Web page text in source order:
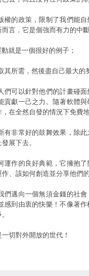
權的政策，限制了我們能
言，它是個強而有力的中
就是一個很好的例子；
其所需，然後盡自己最大的
們可以針對他們的計畫碰
貢獻一己之力。隨著軟體
在全然自發的情況下免費
有非常好的鼓舞效果，除
展下去。
運作的良好典範，它擁抱
、該如何創造並分享他們
們邁向一個無須金錢的社
感到由衷的快樂！不像著
切對外開放的世代！